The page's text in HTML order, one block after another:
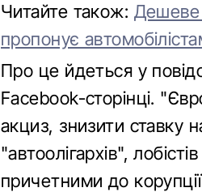
Читайте також: Дешеве
пропонує
Про це йдеться у
Facebook-сторінці.
акциз, знизити ставку
"автоолігархів",
причетними до